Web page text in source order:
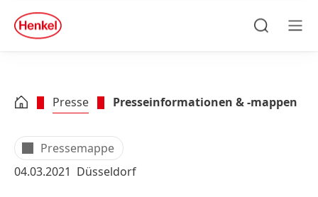
Zu Footer springen
quick
search
Presse Presseinformationen & -mappen
Pressemappe
04.03.2021 Düsseldorf